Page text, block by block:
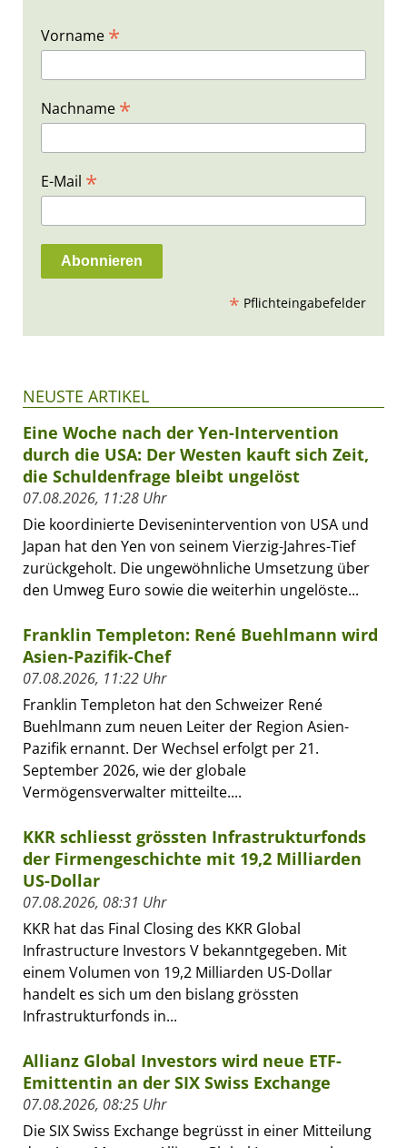
Vorname *
Nachname *
E-Mail *
* Pflichteingabefelder
NEUSTE ARTIKEL
Eine Woche nach der Yen-Intervention
durch die USA: Der Westen kauft sich Zeit,
die Schuldenfrage bleibt ungelöst
07.08.2026, 11:28 Uhr
Die koordinierte Devisenintervention von USA und
Japan hat den Yen von seinem Vierzig-Jahres-Tief
zurückgeholt. Die ungewöhnliche Umsetzung über
den Umweg Euro sowie die weiterhin ungelöste...
Franklin Templeton: René Buehlmann wird
Asien-Pazifik-Chef
07.08.2026, 11:22 Uhr
Franklin Templeton hat den Schweizer René
Buehlmann zum neuen Leiter der Region Asien-
Pazifik ernannt. Der Wechsel erfolgt per 21.
September 2026, wie der globale
Vermögensverwalter mitteilte....
KKR schliesst grössten Infrastrukturfonds
der Firmengeschichte mit 19,2 Milliarden
US-Dollar
07.08.2026, 08:31 Uhr
KKR hat das Final Closing des KKR Global
Infrastructure Investors V bekanntgegeben. Mit
einem Volumen von 19,2 Milliarden US-Dollar
handelt es sich um den bislang grössten
Infrastrukturfonds in...
Allianz Global Investors wird neue ETF-
Emittentin an der SIX Swiss Exchange
07.08.2026, 08:25 Uhr
Die SIX Swiss Exchange begrüsst in einer Mitteilung